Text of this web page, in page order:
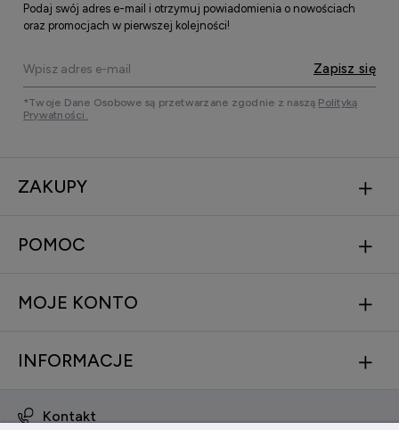
Podaj swój adres e-mail i otrzymuj powiadomienia o nowościach
oraz promocjach w pierwszej kolejności!
Zapisz się
*Twoje Dane Osobowe są przetwarzane zgodnie z naszą Polityką
Prywatności.
ZAKUPY
POMOC
MOJE KONTO
INFORMACJE
Kontakt